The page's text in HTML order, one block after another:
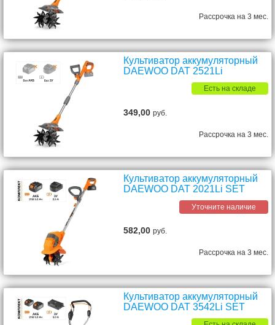
Рассрочка на 3 мес.
Культиватор аккумуляторный
DAEWOO DAT 2521Li
Есть на складе
349,00руб.
Рассрочка на 3 мес.
Культиватор аккумуляторный
DAEWOO DAT 2021Li SET
Уточните наличие
582,00руб.
Рассрочка на 3 мес.
Культиватор аккумуляторный
DAEWOO DAT 3542Li SET